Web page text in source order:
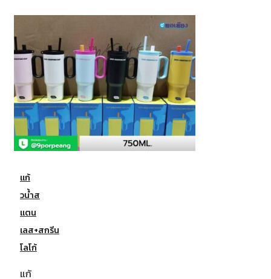
แก้
วน้ำส
แตน
เลส+สกรีน
โลโก้
แก้